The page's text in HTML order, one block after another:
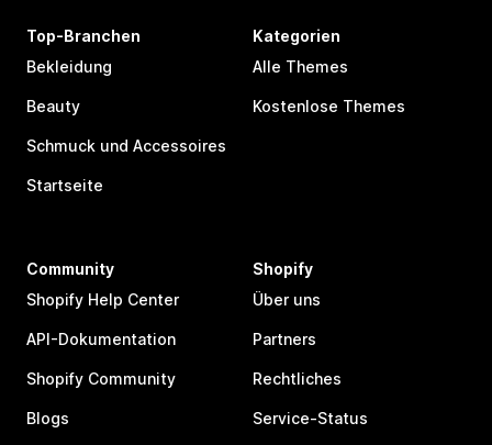
Top-Branchen
Bekleidung
Beauty
Schmuck und Accessoires
Startseite
Kategorien
Alle Themes
Kostenlose Themes
Community
Shopify Help Center
API-Dokumentation
Shopify Community
Blogs
Shopify
Über uns
Partners
Rechtliches
Service-Status